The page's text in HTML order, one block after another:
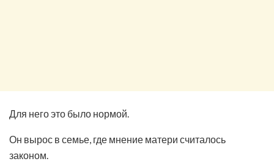
Для него это было нормой.
Он вырос в семье, где мнение матери считалось
законом.